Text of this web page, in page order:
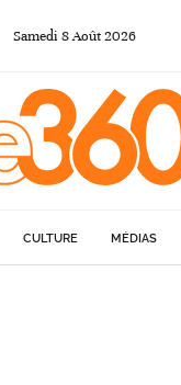
Samedi 8Août2026
CULTURE MÉDIAS